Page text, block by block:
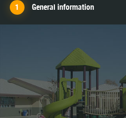
General information